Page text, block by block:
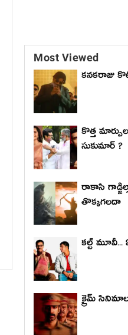
Most Viewed
కనకరాజు
కొత్త
సుకుమార్ ?
రాకాసి
తొక్కగలదా
కల్ట్
క్రైమ్